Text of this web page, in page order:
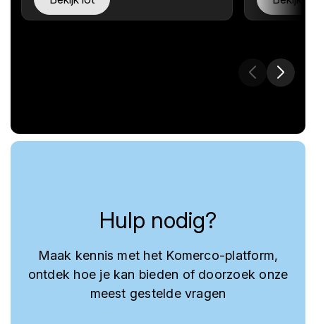
Hulp nodig?
Maak kennis met het Komerco-platform,
ontdek hoe je kan bieden of doorzoek onze
meest gestelde vragen